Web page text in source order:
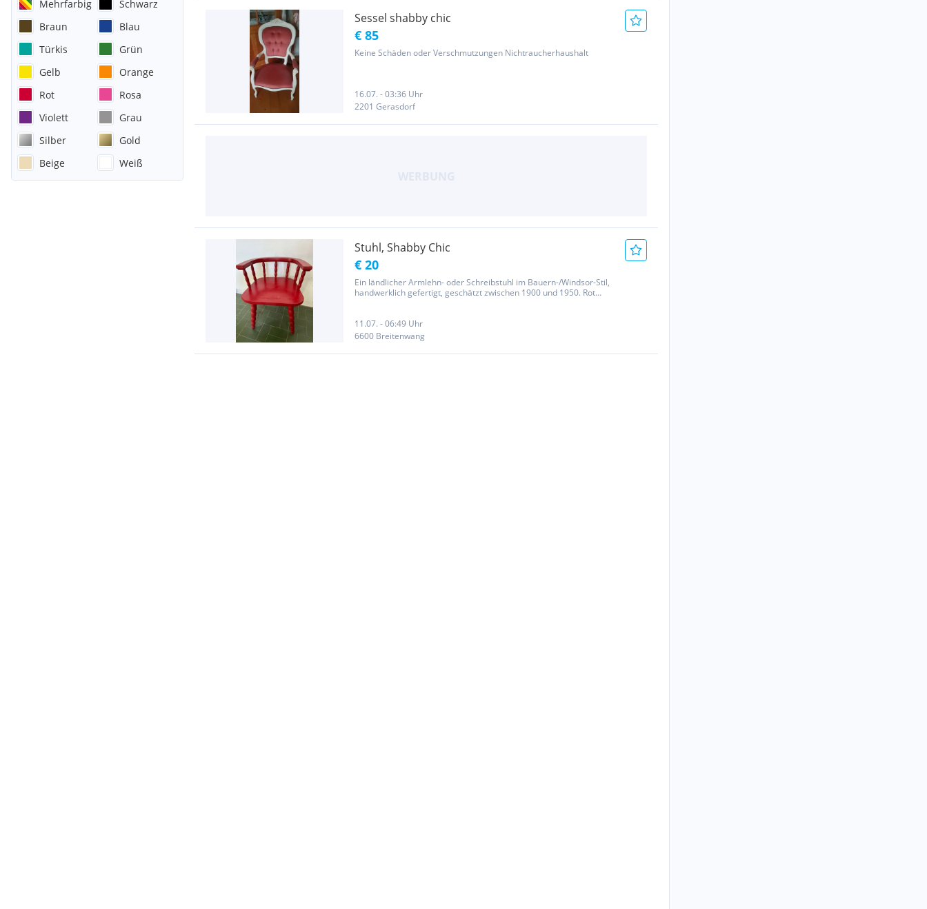
Mehrfarbig
Schwarz
Braun
Blau
Türkis
Grün
Gelb
Orange
Rot
Rosa
Violett
Grau
Silber
Gold
Beige
Weiß
Sessel shabby chic
€ 85
Keine Schäden oder Verschmutzungen Nichtraucherhaushalt
16.07. - 03:36 Uhr
2201 Gerasdorf
Stuhl, Shabby Chic
€ 20
Ein ländlicher Armlehn- oder Schreibstuhl im Bauern-/Windsor-Stil,
handwerklich gefertigt, geschätzt zwischen 1900 und 1950. Rot
11.07. - 06:49 Uhr
6600 Breitenwang